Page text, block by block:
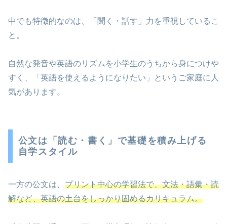
中でも特徴的なのは、「聞く・話す」力を重視しているこ
と。
自然な発音や英語のリズムを小学生のうちから身につけや
すく、「英語を使えるようになりたい」というご家庭に人
気があります。
公文は「読む・書く」で基礎を積み上げる
自学スタイル
一方の公文は、 プリント中心の学習法で、文法・語彙・読
解など、英語の土台をしっかり固めるカリキュラム。